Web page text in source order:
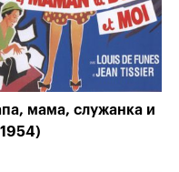
мама, служанка и